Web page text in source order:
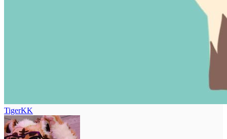
TigerKK